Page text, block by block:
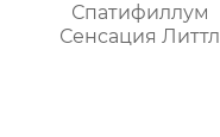
Спатифиллум
Сенсация Литтл